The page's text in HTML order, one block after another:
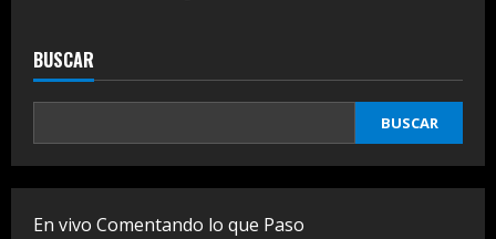
BUSCAR
BUSCAR
En vivo Comentando lo que Paso